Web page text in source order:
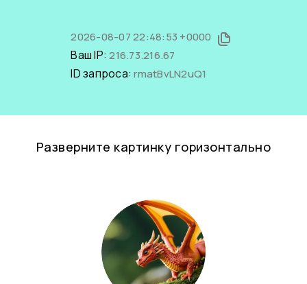
2026-08-07 22:48:53 +0000
Ваш IP:216.73.216.67
ID запроса:rmatBvLN2uQ1
Разверните картинку горизонтально